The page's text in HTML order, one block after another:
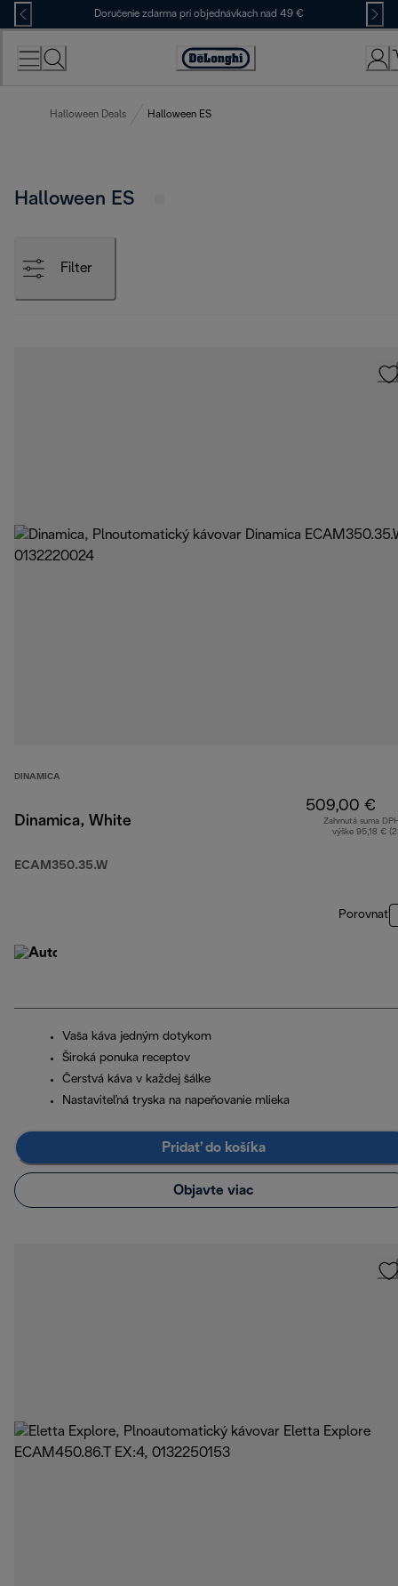
Skip
to
Content
Doručenie zdarma pri objednávkach nad 49 €
Accessibility
Halloween Deals Halloween ES
Halloween ES
Filter
DINAMICA
Dinamica, White
ECAM350.35.W
509,00 €
Zahrnutá suma
výške 95,18 €
Porovnať
Vaša káva jedným dotykom
Široká ponuka receptov
Čerstvá káva v každej šálke
Nastaviteľná tryska na napeňovanie mlieka
Pridať do košíka
Objavte viac